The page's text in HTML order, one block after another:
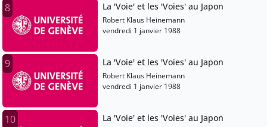
8 La 'Voie' et les 'Voies' au Japon
Robert Klaus Heinemann
vendredi 1 janvier 1988
9 La 'Voie' et les 'Voies' au Japon
Robert Klaus Heinemann
vendredi 1 janvier 1988
10 La 'Voie' et les 'Voies' au Japon